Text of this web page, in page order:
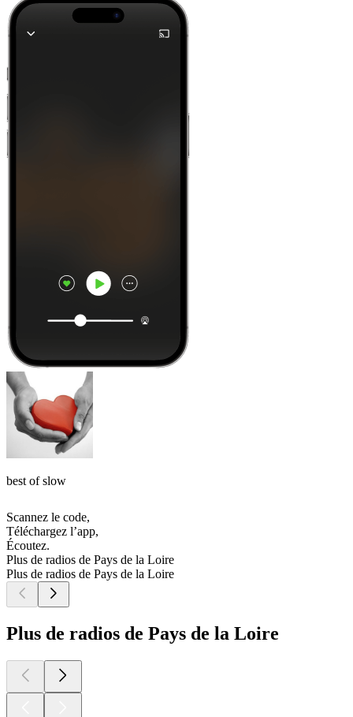
best of slow
Scannez le code,
Téléchargez l’app,
Écoutez.
Plus de radios de Pays de la Loire
Plus de radios de Pays de la Loire
Plus de radios de Pays de la Loire